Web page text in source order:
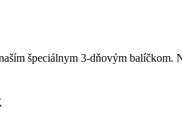
špeciálnym 3-dňovým